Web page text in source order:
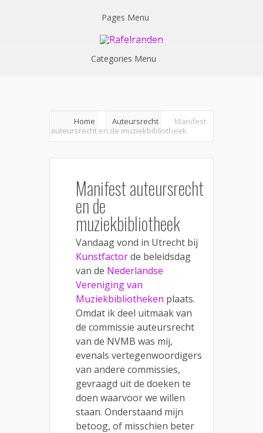
Pages Menu
Categories Menu
Home Auteursrecht
Manifest
auteursrecht en de muziekbibliotheek
Manifest auteursrecht
en de
muziekbibliotheek
Vandaag vond in Utrecht bij
Kunstfactorde beleidsdag
van de Nederlandse
Vereniging van
Muziekbibliotheken plaats.
Omdat ik deel uitmaak van
de commissie auteursrecht
van de NVMB was mij,
evenals vertegenwoordigers
van andere commissies,
gevraagd uit de doeken te
doen waarvoor we willen
staan. Onderstaand mijn
betoog, of misschien beter